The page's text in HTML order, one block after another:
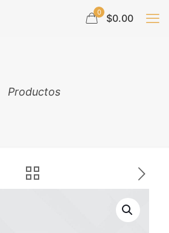
0 $0.00
Productos